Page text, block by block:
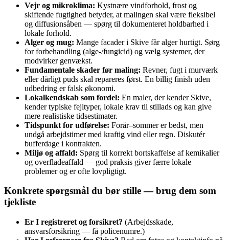
Vejr og mikroklima: Kystnære vindforhold, frost og
skiftende fugtighed betyder, at malingen skal være fleksibel
og diffusionsåben — spørg til dokumenteret holdbarhed i
lokale forhold.
Alger og mug: Mange facader i Skive får alger hurtigt. Sørg
for forbehandling (alge-/fungicid) og vælg systemer, der
modvirker genvækst.
Fundamentale skader før maling: Revner, fugt i murværk
eller dårligt puds skal repareres først. En billig finish uden
udbedring er falsk økonomi.
Lokalkendskab som fordel: En maler, der kender Skive,
kender typiske fejltyper, lokale krav til stillads og kan give
mere realistiske tidsestimater.
Tidspunkt for udførelse: Forår–sommer er bedst, men
undgå arbejdstimer med kraftig vind eller regn. Diskutér
bufferdage i kontrakten.
Miljø og affald: Spørg til korrekt bortskaffelse af kemikalier
og overfladeaffald — god praksis giver færre lokale
problemer og er ofte lovpligtigt.
Konkrete spørgsmål du bør stille — brug dem som
tjekliste
Er I registreret og forsikret? (Arbejdsskade,
ansvarsforsikring — få policenumre.)